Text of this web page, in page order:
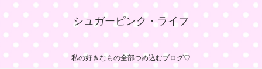
シュガーピンク・ライフ
私の好きなもの全部つめ込むブログ♡